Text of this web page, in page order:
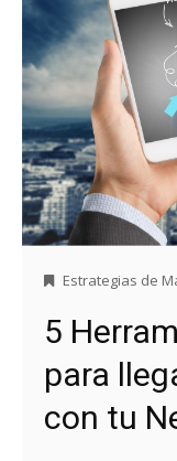
Estrategias de
5
para
con tu